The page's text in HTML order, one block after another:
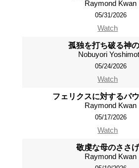
Raymond Kwan
05/31/2026
Watch
孤独を打ち破る神
Nobuyori
05/24/2026
Watch
フェリクスに対するパ
Raymond Kwan
05/17/2026
Watch
敬虔な母のささ
Raymond Kwan